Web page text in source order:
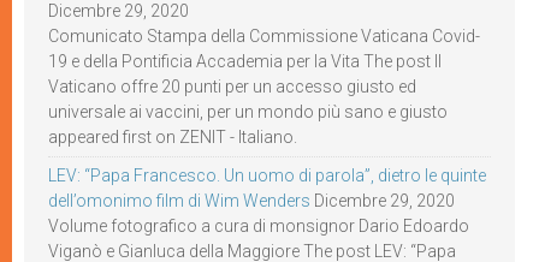
Dicembre 29, 2020
Comunicato Stampa della Commissione Vaticana Covid-
19 e della Pontificia Accademia per la Vita The post Il
Vaticano offre 20 punti per un accesso giusto ed
universale ai vaccini, per un mondo più sano e giusto
appeared first on ZENIT - Italiano.
LEV: “Papa Francesco. Un uomo di parola”, dietro le quinte
dell’omonimo film di Wim Wenders Dicembre 29, 2020
Volume fotografico a cura di monsignor Dario Edoardo
Viganò e Gianluca della Maggiore The post LEV: “Papa